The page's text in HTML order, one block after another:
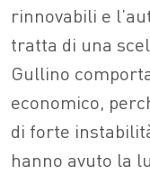
rinnovabili e
tratta di una
Gullino
economico,
di forte
hanno avuto la